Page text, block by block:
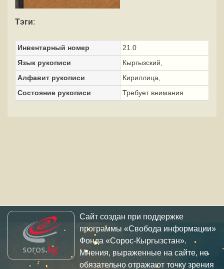
Тэги:
Инвентарный номер
21.0
Язык рукописи
Кыргызский,
Алфавит рукописи
Кириллица,
Состояние рукописи
Требует внимания
Сайт создан при поддержке
программы «Свобода информации»
Фонда «Сорос-Кыргызстан».
Мнения, выраженные на сайте, не
обязательно отражают точку зрения